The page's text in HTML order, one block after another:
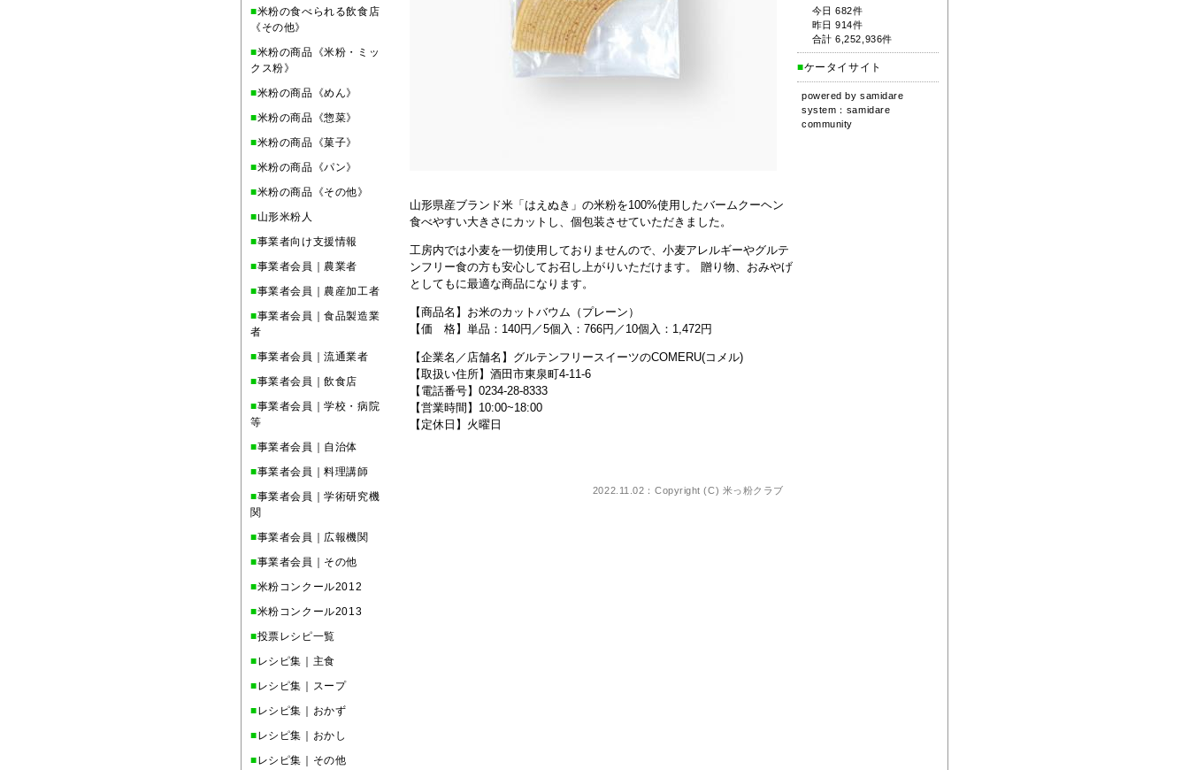
■米粉の食べられる飲食店
《その他》
■米粉の商品《米粉・ミッ
クス粉》
■米粉の商品《めん》
■米粉の商品《惣菜》
■米粉の商品《菓子》
■米粉の商品《パン》
■米粉の商品《その他》
■山形米粉人
■事業者向け支援情報
■事業者会員｜農業者
■事業者会員｜農産加工者
■事業者会員｜食品製造業
者
■事業者会員｜流通業者
■事業者会員｜飲食店
■事業者会員｜学校・病院
等
■事業者会員｜自治体
■事業者会員｜料理講師
■事業者会員｜学術研究機
関
■事業者会員｜広報機関
■事業者会員｜その他
■米粉コンクール2012
■米粉コンクール2013
■投票レシピ一覧
■レシピ集｜主食
■レシピ集｜スープ
■レシピ集｜おかず
■レシピ集｜おかし
■レシピ集｜その他
山形県産ブランド米「はえぬき」の米粉を100%使用したバームクーヘン
食べやすい大きさにカットし、個包装させていただきました。
工房内では小麦を一切使用しておりませんので、小麦アレルギーやグルテ
ンフリー食の方も安心してお召し上がりいただけます。 贈り物、おみやげ
としてもに最適な商品になります。
【商品名】お米のカットバウム（プレーン）
【価 格】単品：140円／5個入：766円／10個入：1,472円
【企業名／店舗名】グルテンフリースイーツのCOMERU(コメル)
【取扱い住所】酒田市東泉町4-11-6
【電話番号】0234-28-8333
【営業時間】10:00~18:00
【定休日】火曜日
2022.11.02：Copyright (C) 米っ粉クラブ
今日 682件
昨日 914件
合計 6,252,936件
■ケータイサイト
powered bysamidare
system： samidare
community